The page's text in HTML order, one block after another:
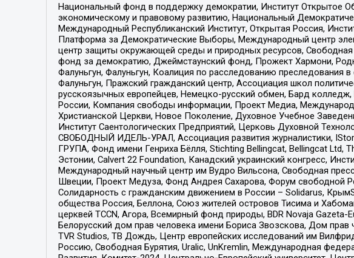
Национальный фонд в поддержку демократии, Институт Открытое
экономическому и правовому развитию, Национальный
Международный Республиканский Институт, Открытая Россия,
Платформа за Демократические Выборы, Международный центр
центр защиты окружающей среды и природных ресурсов, Свободная
фонд за демократию, Джеймстаунский фонд, Прожект Хармони,
Фалуньгун, Фалуньгун, Коалиция по расследованию преследования
Фалуньгун, Пражский гражданский центр, Ассоциация школ
русскоязычных европейцев, Немецко-русский обмен, Бард
России, Компания свободы информации, Проект Медиа,
Христианской Церкви, Новое Поколение, Духовное Учебное
Институт Саентологических Предприятий, Церковь Духовной
СВОБОДНЫЙ ИДЕЛЬ-УРАЛ, Ассоциация развития журналистики,
ГРУПА, Фонд имени Генриха Бёлля, Stichting Bellingcat, Bellingcat Ltd,
Эстонии, Calvert 22 Foundation, Канадский украинский конгресс,
Международный научный центр им Вудро Вильсона, Свободная
Швеции, Проект Медуза, Фонд Андрея Сахарова, Форум свободной
Солидарность с гражданским движением в России – Solidarus,
общества Россия, Беллона, Союз жителей островов Тисима и
церквей TCCN, Агора, Всемирный фонд природы, BDR Novaja
Белорусский дом прав человека имени Бориса Звозскова, Дом
TVR Studios, ТВ Дождь, Центр европейских исследований им
Россию, Свободная Бурятия, Uralic, UnKremlin, Международная